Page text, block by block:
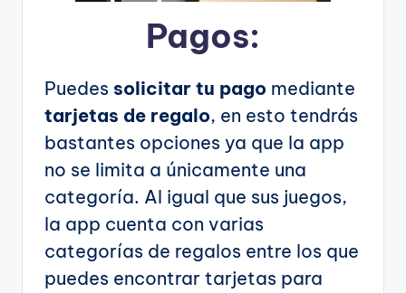
Pagos:
Puedes solicitar tu pago mediante
tarjetas de regalo, en esto tendrás
bastantes opciones ya que la app
no se limita a únicamente una
categoría. Al igual que sus juegos,
la app cuenta con varias
categorías de regalos entre los que
puedes encontrar tarjetas para